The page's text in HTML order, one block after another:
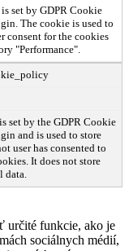
set by GDPR Cookie
The cookie is used to
consent for the cookies
"Performance".
set by the GDPR Cookie
and is used to store
user has consented to
It does not store
data.
určité funkcie, ako je
sociálnych médií,